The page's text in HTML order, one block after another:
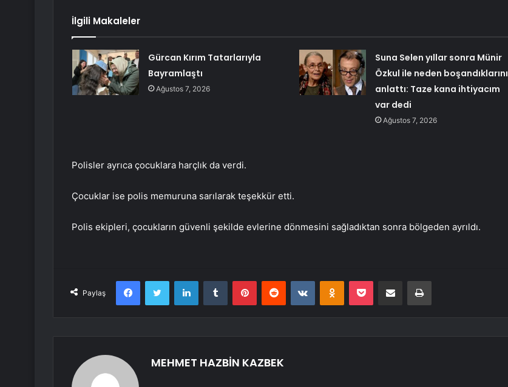
İlgili Makaleler
Gürcan Kırım Tatarlarıyla
Bayramlaştı
Ağustos 7, 2026
Suna Selen yıllar sonra Münir
Özkul ile neden boşandıklarını
anlattı: Taze kana ihtiyacım
var dedi
Ağustos 7, 2026
Polisler ayrıca çocuklara harçlık da verdi.
Çocuklar ise polis memuruna sarılarak teşekkür etti.
Polis ekipleri, çocukların güvenli şekilde evlerine dönmesini sağladıktan sonra bölgeden ayrıldı.
Paylaş
FacebookTwitter LinkedInTumblr PinterestReddit VKontakteOdnoklassniki
Pocket E-Posta ile paylaş Yazdır
MEHMET HAZBİN KAZBEK